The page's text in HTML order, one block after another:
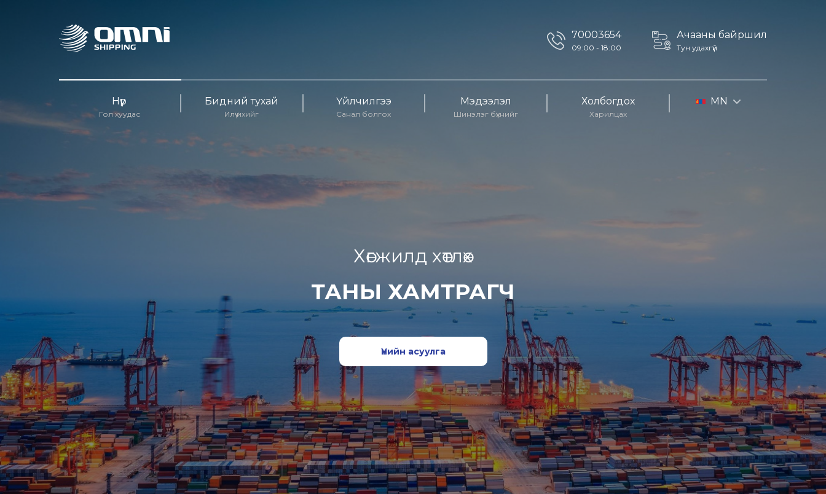
70003654
09:00 - 18:00
Ачааны байршил
Тун удахгүй
Нүүр
Гол хуудас
Бидний тухай
Илүү ихийг
Үйлчилгээ
Санал болгох
Мэдээлэл
Шинэлэг бүхнийг
Холбогдох
Харилцах
MN
Хөгжилд хөтлөх
ТАНЫ ХАМТРАГЧ
Үнийн асуулга